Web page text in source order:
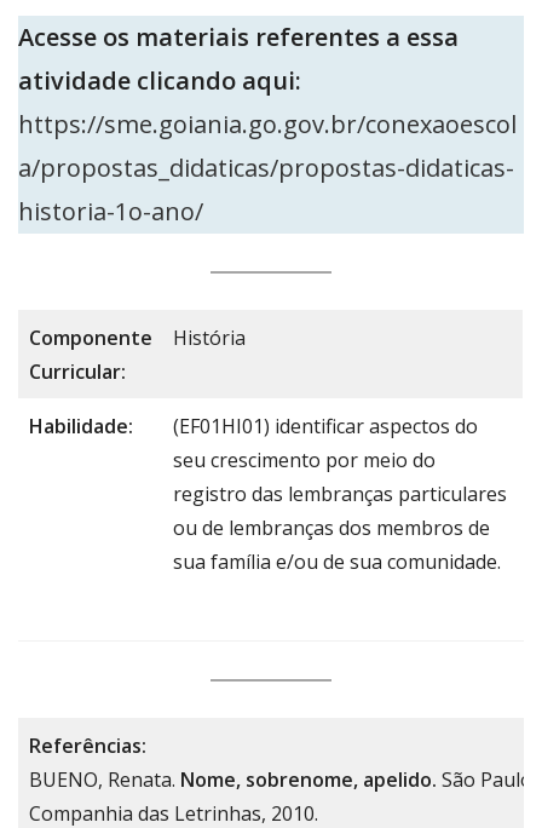
Acesse os materiais referentes a essa
atividade clicando aqui:
https://sme.goiania.go.gov.br/conexaoescol
a/propostas_didaticas/propostas-didaticas-
historia-1o-ano/
Componente
Curricular:
História
Habilidade:
(EF01HI01) identificar aspectos do
seu crescimento por meio do
registro das lembranças particulares
ou de lembranças dos membros de
sua família e/ou de sua comunidade.
Referências:
BUENO, Renata. Nome, sobrenome, apelido. São Paulo:
Companhia das Letrinhas, 2010.